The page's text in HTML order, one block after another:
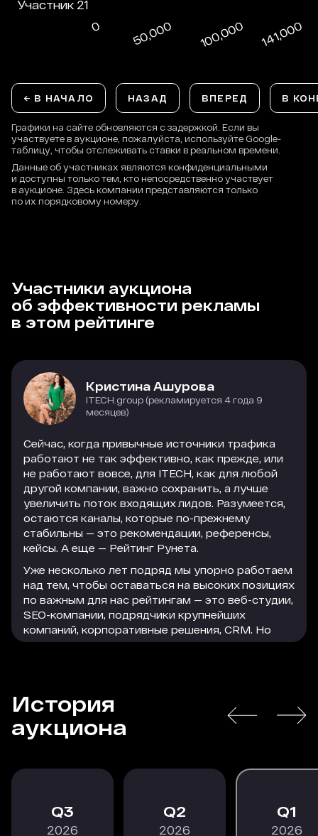
← В НАЧАЛО НАЗАД ВПЕРЕД В
Графики на сайте обновляются с задержкой. Если вы
участвуете в аукционе, пожалуйста, используйте Google-
таблицу, чтобы отслеживать ставки в реальном времени.
Данные об участниках являются конфиденциальными
и доступны только тем, кто непосредственно участвует
в аукционе. Здесь компании представляются только
по их порядковому номеру.
Участники аукциона
об эффективности рекламы
в этом рейтинге
Кристина Ашурова
ITECH.group (рекламируется 4 года 9
месяцев)
Сейчас, когда привычные источники трафика
работают не так эффективно, как прежде, или
не работают вовсе, для ITECH, как для любой
другой компании, важно сохранить, а лучше
увеличить поток входящих лидов. Разумеется,
остаются каналы, которые по-прежнему
стабильны — это рекомендации, референсы,
кейсы. А еще — Рейтинг Рунета.
Уже несколько лет подряд мы упорно работаем
над тем, чтобы оставаться на высоких позициях
по важным для нас рейтингам — это веб-студии,
SEO-компании, подрядчики крупнейших
компаний, корпоративные решения, CRM. Но
параллельно с этим мы активно используем
трафика на сайт. Этот трафик легко
конвертируется в заявки, а заявки — в
благодарных клиентов, которые остаются с
В текущей экономической ситуации особенно
важно действовать проактивно, следить за
том числе по рекламному размещению. Радует,
что коллеги из Рейтинга Рунета не стоят на
РАСКРЫТЬ
История
аукциона
3
2026
2
2026
1
2026